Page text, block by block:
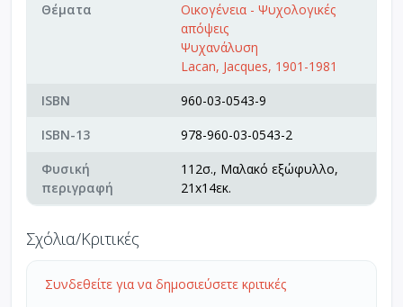
Θέματα
Οικογένεια - Ψυχολογικές
απόψεις
Ψυχανάλυση
Lacan, Jacques, 1901-1981
ISBN
960-03-0543-9
ISBN-13
978-960-03-0543-2
Φυσική
περιγραφή
112σ., Μαλακό εξώφυλλο,
21x14εκ.
Σχόλια/Κριτικές
Συνδεθείτε για να δημοσιεύσετε κριτικές